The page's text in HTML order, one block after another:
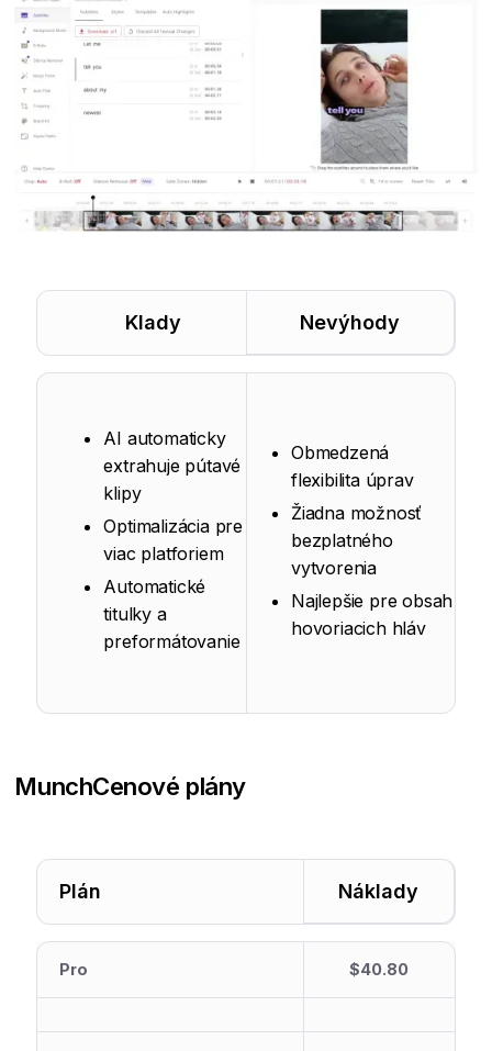
Klady Nevýhody
AI automaticky
extrahuje pútavé
klipy
Optimalizácia pre
viac platforiem
Automatické
titulky a
preformátovanie
Obmedzená
flexibilita úprav
Žiadna možnosť
bezplatného
vytvorenia
Najlepšie pre obsah
hovoriacich hláv
MunchCenové plány
Plán Náklady
Pro $40.80